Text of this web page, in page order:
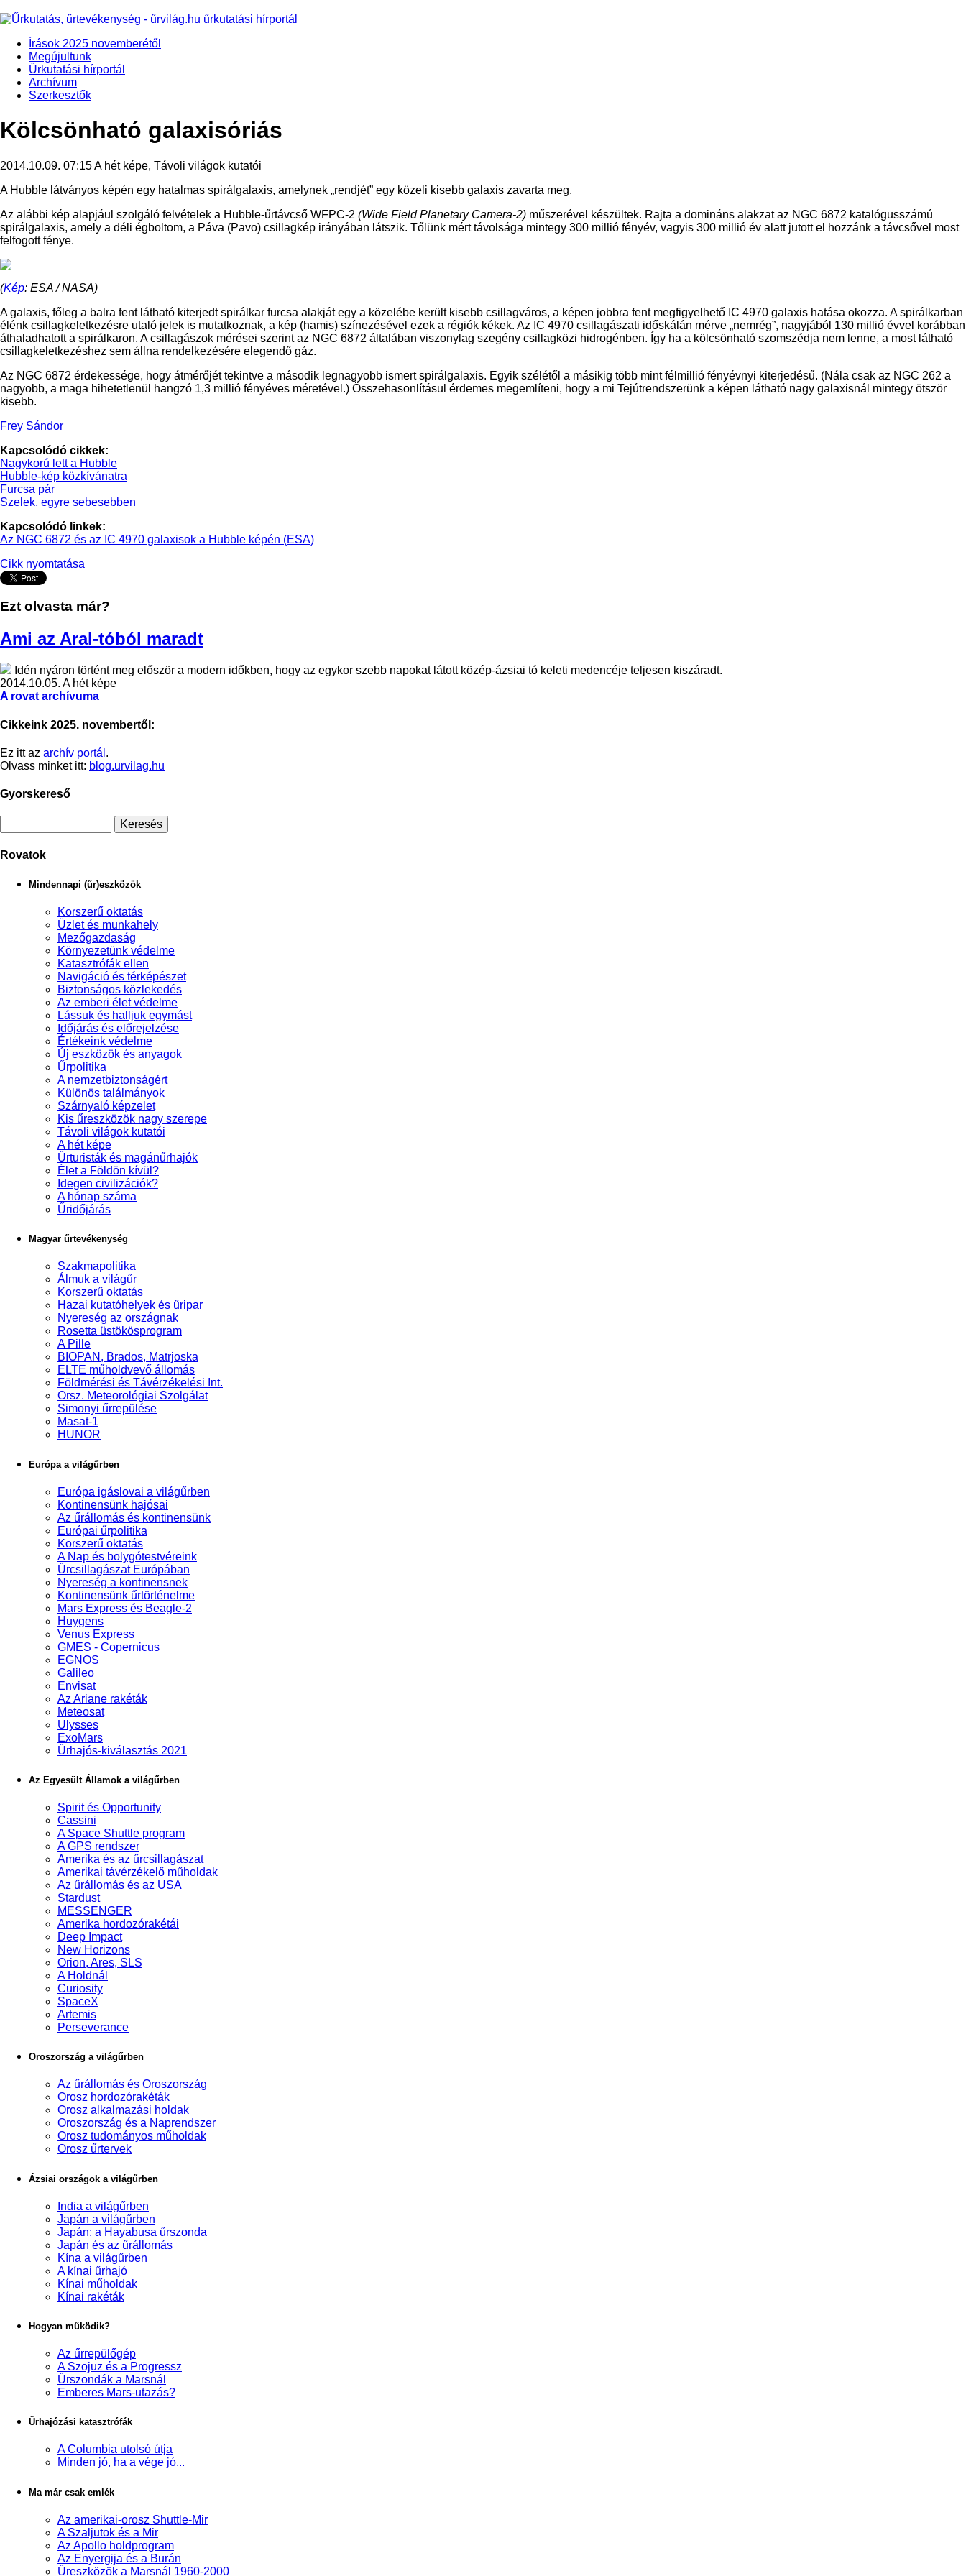
Írások 2025 novemberétől
Megújultunk
Űrkutatási hírportál
Archívum
Szerkesztők
Kölcsönható galaxisóriás
2014.10.09. 07:15A hét képe, Távoli világok kutatói
A Hubble látványos képén egy hatalmas spirálgalaxis, amelynek „rendjét” egy közeli kisebb galaxis zavarta meg.
Az alábbi kép alapjául szolgáló felvételek a Hubble-űrtávcső WFPC-2 (Wide Field Planetary Camera-2) műszerével készültek. Rajta a domináns alakzat az NGC 6872 katalógusszámú
spirálgalaxis, amely a déli égboltom, a Páva (Pavo) csillagkép irányában látszik. Tőlünk mért távolsága mintegy 300 millió fényév, vagyis 300 millió év alatt jutott el hozzánk a távcsővel most
felfogott fénye.
(Kép: ESA / NASA)
A galaxis, főleg a balra fent látható kiterjedt spirálkar furcsa alakját egy a közelébe került kisebb csillagváros, a képen jobbra fent megfigyelhető IC 4970 galaxis hatása okozza. A spirálkarban
élénk csillagkeletkezésre utaló jelek is mutatkoznak, a kép (hamis) színezésével ezek a régiók kékek. Az IC 4970 csillagászati időskálán mérve „nemrég”, nagyjából 130 millió évvel korábban
áthaladhatott a spirálkaron. A csillagászok mérései szerint az NGC 6872 általában viszonylag szegény csillagközi hidrogénben. Így ha a kölcsönható szomszédja nem lenne, a most látható
csillagkeletkezéshez sem állna rendelkezésére elegendő gáz.
Az NGC 6872 érdekessége, hogy átmérőjét tekintve a második legnagyobb ismert spirálgalaxis. Egyik szélétől a másikig több mint félmillió fényévnyi kiterjedésű. (Nála csak az NGC 262 a
nagyobb, a maga hihetetlenül hangzó 1,3 millió fényéves méretével.) Összehasonlításul érdemes megemlíteni, hogy a mi Tejútrendszerünk a képen látható nagy galaxisnál mintegy ötször
kisebb.
Frey Sándor
Kapcsolódó cikkek:
Nagykorú lett a Hubble
Hubble-kép közkívánatra
Furcsa pár
Szelek, egyre sebesebben
Kapcsolódó linkek:
Az NGC 6872 és az IC 4970 galaxisok a Hubble képén (ESA)
Cikk nyomtatása
Ezt olvasta már?
Ami az Aral-tóból maradt
Idén nyáron történt meg először a modern időkben, hogy az egykor szebb napokat látott közép-ázsiai tó keleti medencéje teljesen kiszáradt.
2014.10.05. A hét képe
A rovat archívuma
Cikkeink 2025. novembertől:
Ez itt az archív portál .
Olvass minket itt: blog.urvilag.hu
Gyorskereső
Rovatok
Mindennapi (űr)eszközök
Korszerű oktatás
Üzlet és munkahely
Mezőgazdaság
Környezetünk védelme
Katasztrófák ellen
Navigáció és térképészet
Biztonságos közlekedés
Az emberi élet védelme
Lássuk és halljuk egymást
Időjárás és előrejelzése
Értékeink védelme
Új eszközök és anyagok
Űrpolitika
A nemzetbiztonságért
Különös találmányok
Szárnyaló képzelet
Kis űreszközök nagy szerepe
Távoli világok kutatói
A hét képe
Űrturisták és magánűrhajók
Élet a Földön kívül?
Idegen civilizációk?
A hónap száma
Űridőjárás
Magyar űrtevékenység
Szakmapolitika
Álmuk a világűr
Korszerű oktatás
Hazai kutatóhelyek és űripar
Nyereség az országnak
Rosetta üstökösprogram
A Pille
BIOPAN, Brados, Matrjoska
ELTE műholdvevő állomás
Földmérési és Távérzékelési Int.
Orsz. Meteorológiai Szolgálat
Simonyi űrrepülése
Masat-1
HUNOR
Európa a világűrben
Európa igáslovai a világűrben
Kontinensünk hajósai
Az űrállomás és kontinensünk
Európai űrpolitika
Korszerű oktatás
A Nap és bolygótestvéreink
Űrcsillagászat Európában
Nyereség a kontinensnek
Kontinensünk űrtörténelme
Mars Express és Beagle-2
Huygens
Venus Express
GMES - Copernicus
EGNOS
Galileo
Envisat
Az Ariane rakéták
Meteosat
Ulysses
ExoMars
Űrhajós-kiválasztás 2021
Az Egyesült Államok a világűrben
Spirit és Opportunity
Cassini
A Space Shuttle program
A GPS rendszer
Amerika és az űrcsillagászat
Amerikai távérzékelő műholdak
Az űrállomás és az USA
Stardust
MESSENGER
Amerika hordozórakétái
Deep Impact
New Horizons
Orion, Ares, SLS
A Holdnál
Curiosity
SpaceX
Artemis
Perseverance
Oroszország a világűrben
Az űrállomás és Oroszország
Orosz hordozórakéták
Orosz alkalmazási holdak
Oroszország és a Naprendszer
Orosz tudományos műholdak
Orosz űrtervek
Ázsiai országok a világűrben
India a világűrben
Japán a világűrben
Japán: a Hayabusa űrszonda
Japán és az űrállomás
Kína a világűrben
A kínai űrhajó
Kínai műholdak
Kínai rakéták
Hogyan működik?
Az űrrepülőgép
A Szojuz és a Progressz
Űrszondák a Marsnál
Emberes Mars-utazás?
Űrhajózási katasztrófák
A Columbia utolsó útja
Minden jó, ha a vége jó...
Ma már csak emlék
Az amerikai-orosz Shuttle-Mir
A Szaljutok és a Mir
Az Apollo holdprogram
Az Enyergija és a Burán
Űreszközök a Marsnál 1960-2000